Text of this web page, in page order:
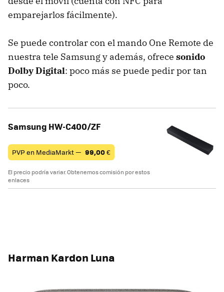
emparejarlos fácilmente).
Se puede controlar con el mando One Remote de
nuestra tele Samsung y además, ofrece sonido
Dolby Digital: poco más se puede pedir por tan
poco.
Samsung HW-C400/ZF
PVP en MediaMarkt — 99,00€
El precio podría variar. Obtenemos comisión por estos
enlaces
Harman Kardon Luna